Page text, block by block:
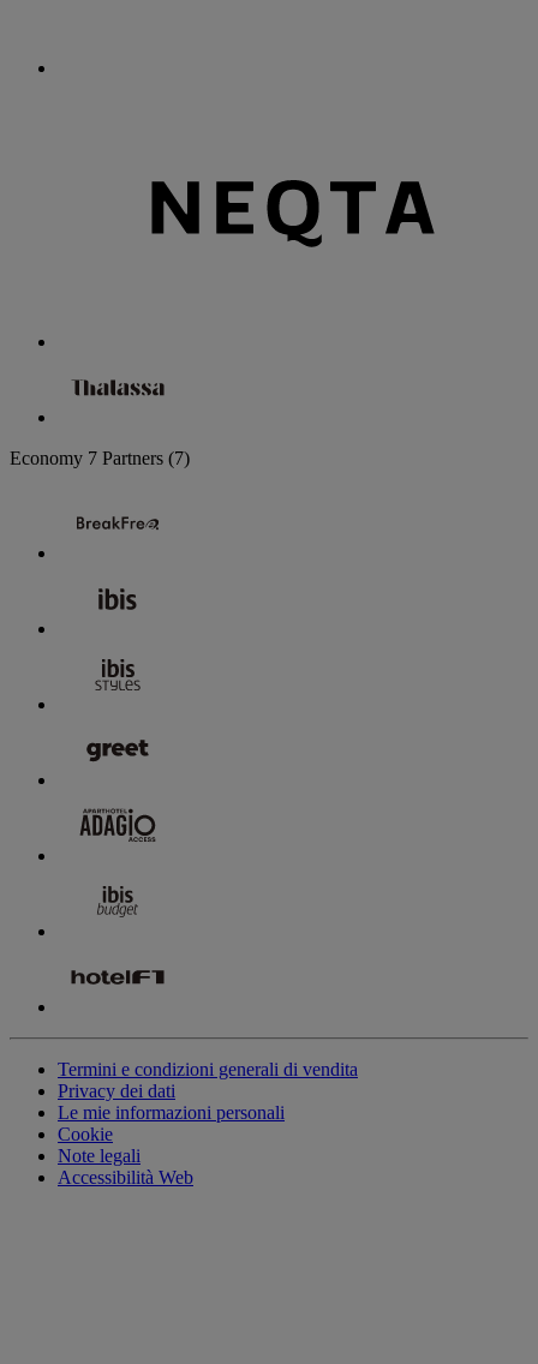
Economy 7 Partners (7)
Termini e condizioni generali di vendita
Privacy dei dati
Le mie informazioni personali
Cookie
Note legali
Accessibilità Web